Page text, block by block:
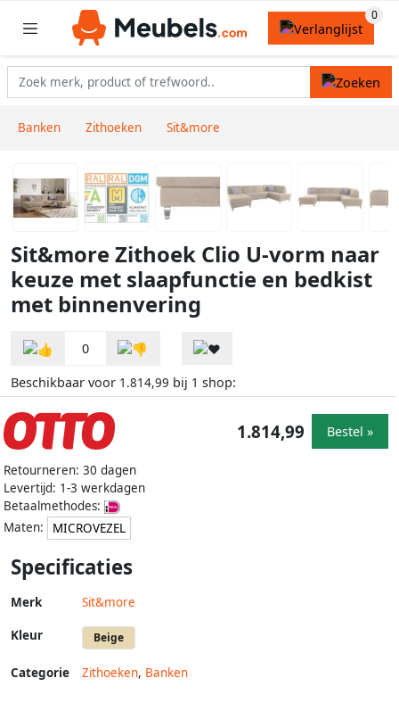
Banken Zithoeken Sit&more
Sit&more Zithoek Clio U-vorm naar
keuze met slaapfunctie en bedkist
met binnenvering
0
Beschikbaar voor 1.814,99 bij 1 shop:
Retourneren: 30 dagen
Levertijd: 1-3 werkdagen
Betaalmethodes:
Maten:
MICROVEZEL
1.814,99 Bestel »
Specificaties
Merk Sit&more
Kleur Beige
Categorie Zithoeken, Banken